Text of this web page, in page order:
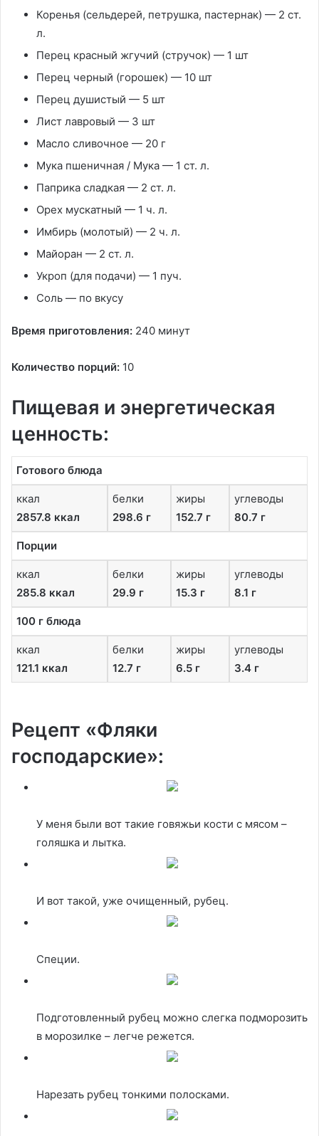
Коренья (сельдерей, петрушка, пастернак) — 2 ст.
л.
Перец красный жгучий (стручок) — 1 шт
Перец черный (горошек) — 10 шт
Перец душистый — 5 шт
Лист лавровый — 3 шт
Масло сливочное — 20 г
Мука пшеничная / Мука — 1 ст. л.
Паприка сладкая — 2 ст. л.
Орех мускатный — 1 ч. л.
Имбирь (молотый) — 2 ч. л.
Майоран — 2 ст. л.
Укроп (для подачи) — 1 пуч.
Соль — по вкусу
Время приготовления: 240 минут
Количество порций: 10
Пищевая и энергетическая
ценность:
Готового блюда
ккал
2857.8 ккал
белки
298.6 г
жиры
152.7 г
углеводы
80.7 г
Порции
ккал
285.8 ккал
белки
29.9 г
жиры
15.3 г
углеводы
8.1 г
100 г блюда
ккал
121.1 ккал
белки
12.7 г
жиры
6.5 г
углеводы
3.4 г
Рецепт «Фляки
господарские»:
У меня были вот такие говяжьи кости с мясом –
голяшка и лытка.
И вот такой, уже очищенный, рубец.
Специи.
Подготовленный рубец можно слегка подморозить
в морозилке – легче режется.
Нарезать рубец тонкими полосками.